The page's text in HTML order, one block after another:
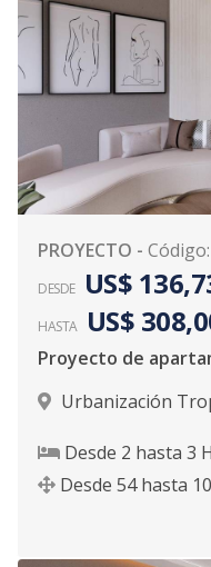
PROYECTO - Código:
DESDE US$
HASTA US$
Proyecto de
Urbanización
Desde 2 hasta 3
Desde 54 hasta